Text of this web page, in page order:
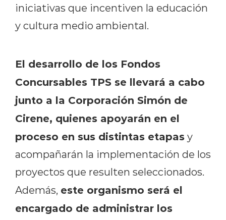
iniciativas que incentiven la educación
y cultura medio ambiental.
El desarrollo de los Fondos
Concursables TPS se llevará a cabo
junto a la Corporación Simón de
Cirene, quienes apoyarán en el
proceso en sus distintas etapasy
acompañarán la implementación de los
proyectos que resulten seleccionados.
Además, este organismo será el
encargado de administrar los